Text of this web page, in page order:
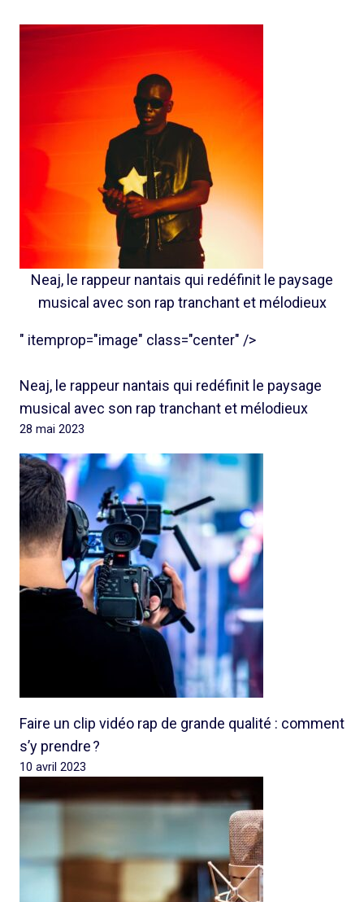
Neaj, le rappeur nantais qui redéfinit le paysage
musical avec son rap tranchant et mélodieux
" itemprop="image" class="center" />
Neaj, le rappeur nantais qui redéfinit le paysage
musical avec son rap tranchant et mélodieux
28 mai 2023
Faire un clip vidéo rap de grande qualité : comment
s’y prendre ?
10 avril 2023